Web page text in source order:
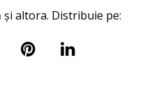
și altora. Distribuie pe: